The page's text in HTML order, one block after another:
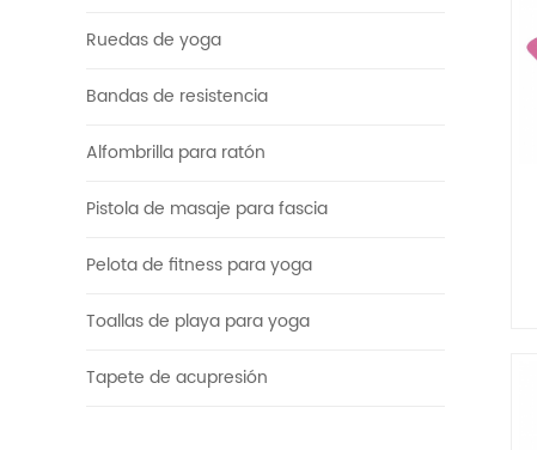
Ruedas de yoga
Bandas de resistencia
Alfombrilla para ratón
Pistola de masaje para fascia
Pelota de fitness para yoga
Toallas de playa para yoga
Tapete de acupresión